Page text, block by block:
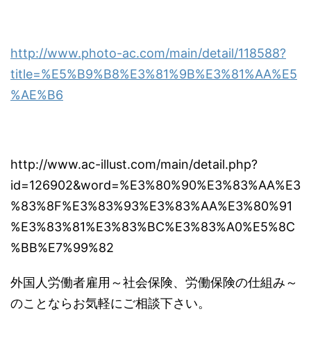
http://www.photo-ac.com/main/detail/118588?
title=%E5%B9%B8%E3%81%9B%E3%81%AA%E5
%AE%B6
http://www.ac-illust.com/main/detail.php?
id=126902&word=%E3%80%90%E3%83%AA%E3
%83%8F%E3%83%93%E3%83%AA%E3%80%91
%E3%83%81%E3%83%BC%E3%83%A0%E5%8C
%BB%E7%99%82
外国人労働者雇用～社会保険、労働保険の仕組み～
のことならお気軽にご相談下さい。